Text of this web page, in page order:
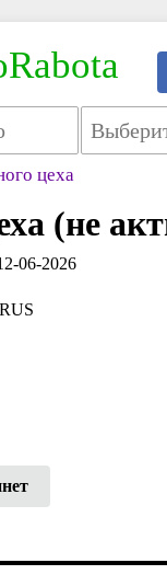
цеха
(не
06-2026